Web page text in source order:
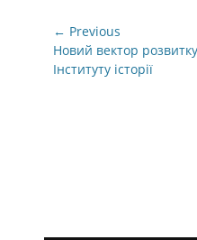
Навігація
записів
← Previous
Previous
post:
Новий вектор розвитку
Інституту історії